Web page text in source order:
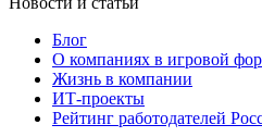
Блог
О компаниях в игровой
Жизнь в компании
ИТ-проекты
Рейтинг работодателей